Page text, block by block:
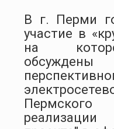
В г. Перми
участие в
на